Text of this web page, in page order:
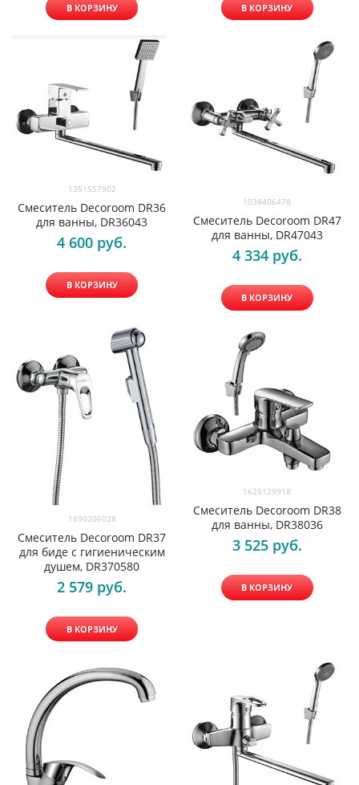
В КОРЗИНУ В КОРЗИНУ
1351557902
Смеситель Decoroom DR36
для ванны, DR36043
4 600 руб.
В КОРЗИНУ
1038406478
Смеситель Decoroom DR47
для ванны, DR47043
4 334 руб.
В КОРЗИНУ
1890206028
Смеситель Decoroom DR37
для биде с гигиеническим
душем, DR370580
2 579 руб.
В КОРЗИНУ
1625129918
Смеситель Decoroom DR38
для ванны, DR38036
3 525 руб.
В КОРЗИНУ